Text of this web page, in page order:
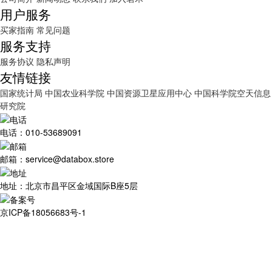
用户服务
买家指南 常见问题
服务支持
服务协议 隐私声明
友情链接
国家统计局 中国农业科学院 中国资源卫星应用中心 中国科学院空天信息
研究院
电话：010-53689091
邮箱：service@databox.store
地址：北京市昌平区金域国际B座5层
京ICP备18056683号-1